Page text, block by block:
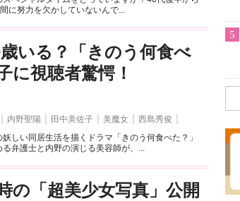
に努力を欠かしていないんで...
いる？「きのう何食べ
に視聴者驚愕！
内野聖陽 田中美佐子 美魔女
西島秀俊
しい同居生活を描くドラマ「きのう何食べた？」
る弁護士と内野の演じる美容師が、...
の「超美少女写真」公開
5